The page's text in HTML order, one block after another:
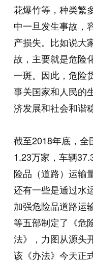
花爆竹等，种类繁
中一旦发生事故，
产损失。比如说大
故，主要就是危险
一斑。因此，危险
事关国家和人民的
济发展和社会和谐
截至2018年底，全
1.23万家，车辆
险品（道路）运输
还有一些是通过水
加强危险品道路运
等五部制定了《危
法》，力图从源头
该《办法》今天正